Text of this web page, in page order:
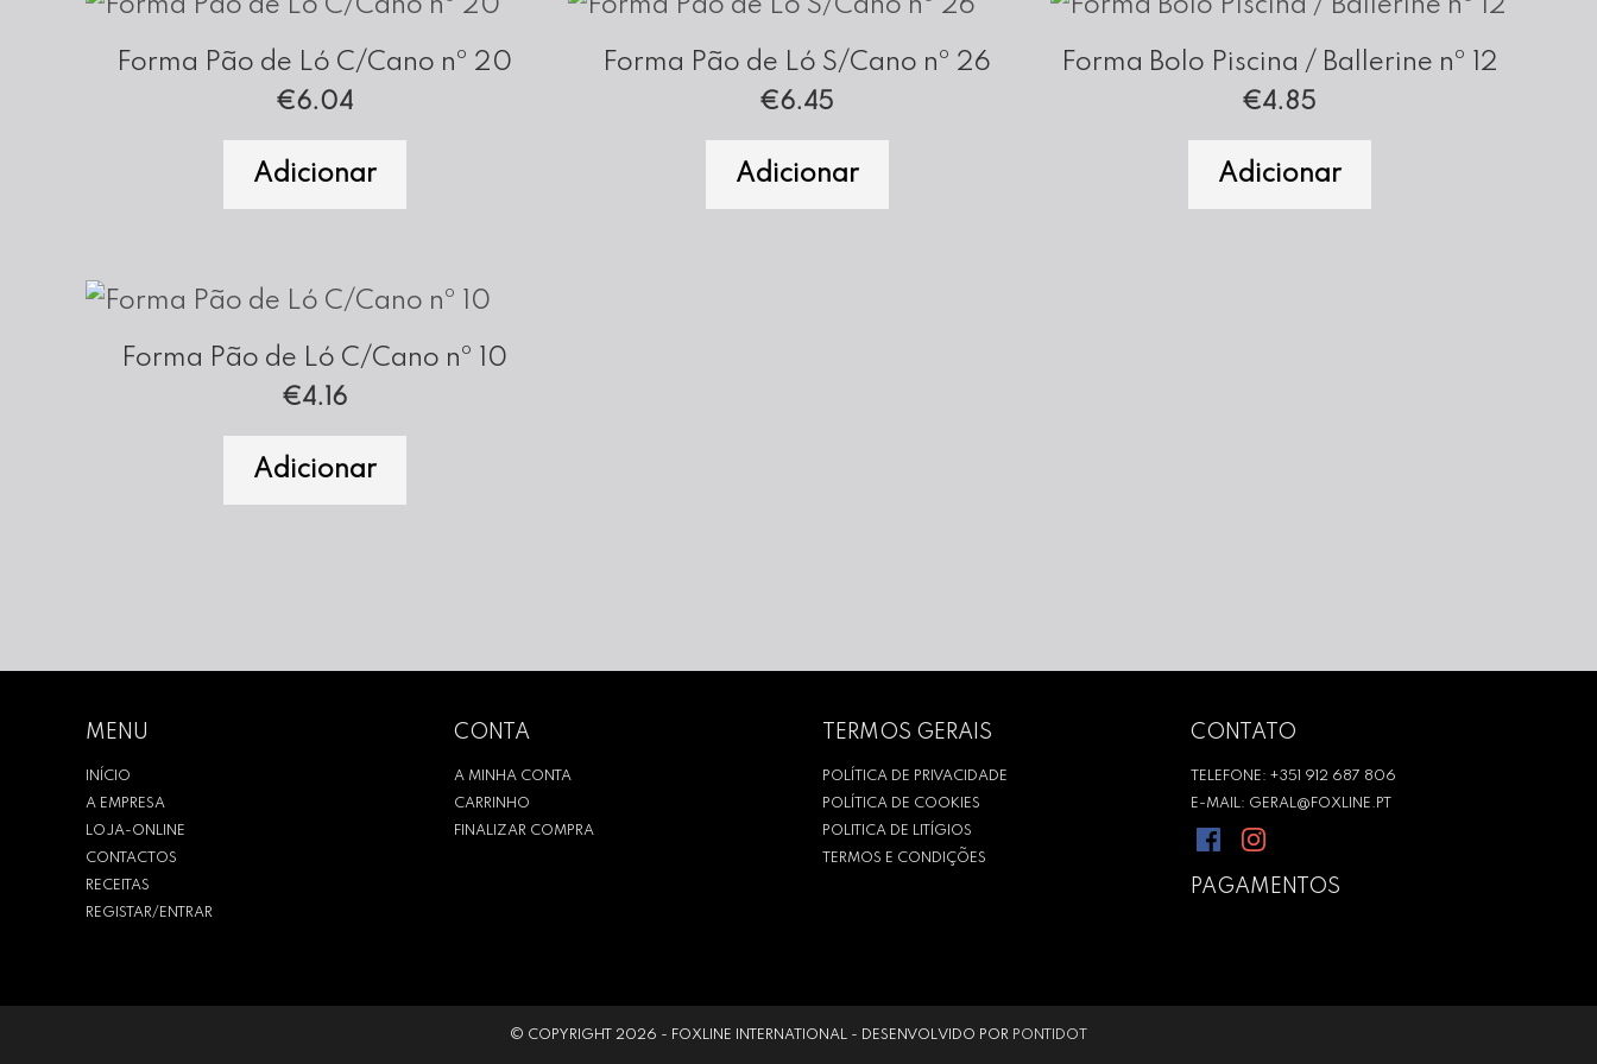
Forma Pão de Ló C/Cano nº 20
€6.04
Adicionar
Forma Pão de Ló S/Cano nº 26
€6.45
Adicionar
Forma Bolo Piscina / Ballerine nº 12
€4.85
Adicionar
Forma Pão de Ló C/Cano nº 10
€4.16
Adicionar
MENU
INÍCIO
A EMPRESA
LOJA-ONLINE
CONTACTOS
RECEITAS
REGISTAR/ENTRAR
CONTA
A MINHA CONTA
CARRINHO
FINALIZAR COMPRA
TERMOS GERAIS
POLÍTICA DE PRIVACIDADE
POLÍTICA DE COOKIES
POLITICA DE LITÍGIOS
TERMOS E CONDIÇÕES
CONTATO
TELEFONE: +351 912 687 806
E-MAIL: GERAL@FOXLINE.PT
PAGAMENTOS
© COPYRIGHT 2026 - FOXLINE INTERNATIONAL - DESENVOLVIDO POR PONTIDOT